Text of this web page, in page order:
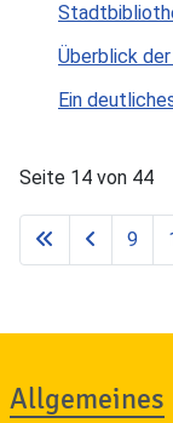
Überblick
Ein
Seite 14 von 44
9
Allgemeines